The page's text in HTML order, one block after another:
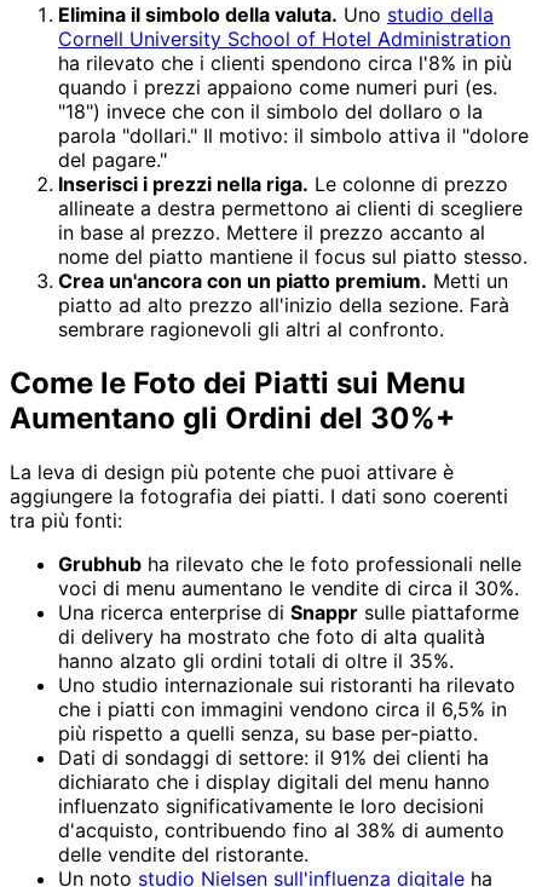
Elimina il simbolo della valuta. Uno studio della
Cornell University School of Hotel Administration
ha rilevato che i clienti spendono circa l'8% in più
quando i prezzi appaiono come numeri puri (es.
"18") invece che con il simbolo del dollaro o la
parola "dollari." Il motivo: il simbolo attiva il "dolore
del pagare."
Inserisci i prezzi nella riga. Le colonne di prezzo
allineate a destra permettono ai clienti di scegliere
in base al prezzo. Mettere il prezzo accanto al
nome del piatto mantiene il focus sul piatto stesso.
Crea un'ancora con un piatto premium. Metti un
piatto ad alto prezzo all'inizio della sezione. Farà
sembrare ragionevoli gli altri al confronto.
Come le Foto dei Piatti sui Menu
Aumentano gli Ordini del 30%+
La leva di design più potente che puoi attivare è
aggiungere la fotografia dei piatti. I dati sono coerenti
tra più fonti:
Grubhub ha rilevato che le foto professionali nelle
voci di menu aumentano le vendite di circa il 30%.
Una ricerca enterprise di Snappr sulle piattaforme
di delivery ha mostrato che foto di alta qualità
hanno alzato gli ordini totali di oltre il 35%.
Uno studio internazionale sui ristoranti ha rilevato
che i piatti con immagini vendono circa il 6,5% in
più rispetto a quelli senza, su base per-piatto.
Dati di sondaggi di settore: il 91% dei clienti ha
dichiarato che i display digitali del menu hanno
influenzato significativamente le loro decisioni
d'acquisto, contribuendo fino al 38% di aumento
delle vendite del ristorante.
Un noto studio Nielsen sull'influenza digitale ha